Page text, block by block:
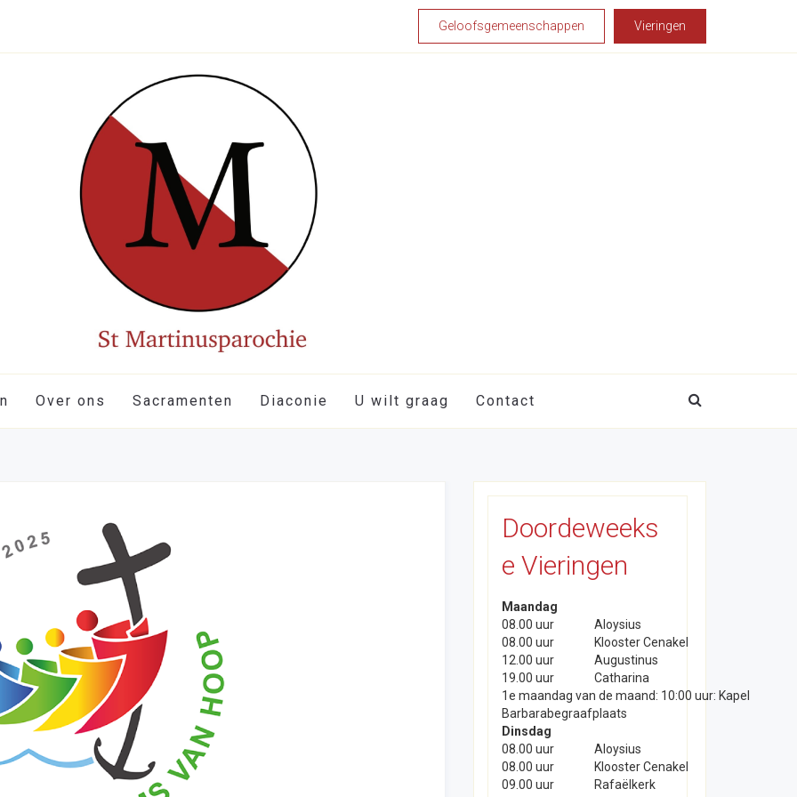
Geloofsgemeenschappen Vieringen
Over ons Sacramenten Diaconie U wilt graag Contact
Doordeweeks
e Vieringen
Maandag
08.00 uur
Aloysius
08.00 uur
Klooster Cenakel
12.00 uur
Augustinus
19.00 uur
Catharina
1e maandag van de maand: 10:00 uur: Kapel
Barbarabegraafplaats
Dinsdag
08.00 uur
Aloysius
08.00 uur
Klooster Cenakel
09.00 uur
Rafaëlkerk